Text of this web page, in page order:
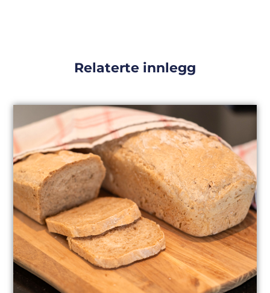
Relaterte innlegg